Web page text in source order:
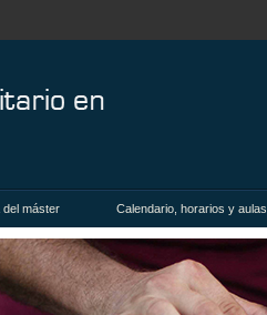
del máster Calendario, horarios y aulas